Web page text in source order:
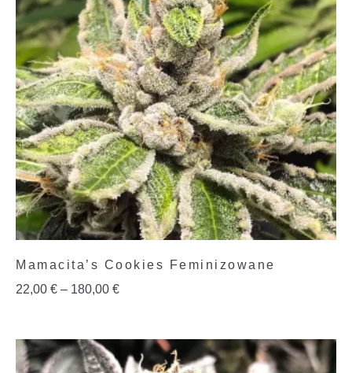
Mamacita’s Cookies Feminizowane
22,00 € – 180,00 €